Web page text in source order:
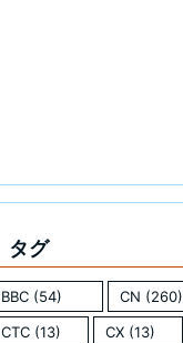
タグ
BBC (54) CN (260)
CTC (13) CX (13)